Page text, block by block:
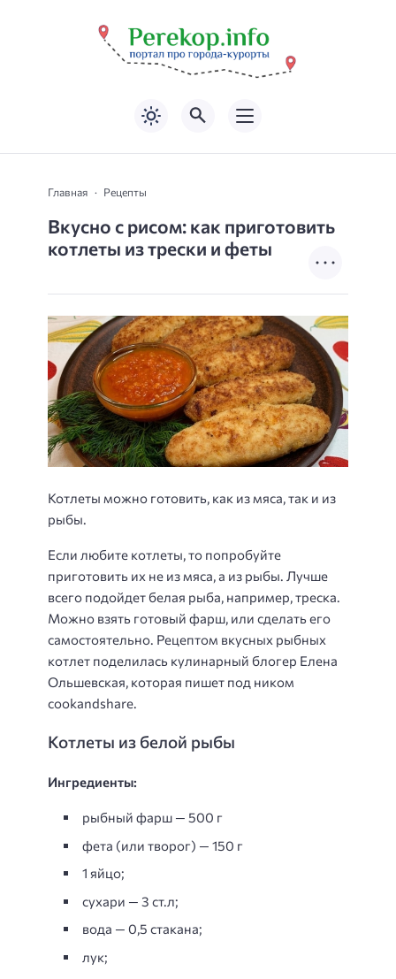
Главная Рецепты
Вкусно с рисом: как приготовить
котлеты из трески и феты
Котлеты можно готовить, как из мяса, так и из
рыбы.
Если любите котлеты, то попробуйте
приготовить их не из мяса, а из рыбы. Лучше
всего подойдет белая рыба, например, треска.
Можно взять готовый фарш, или сделать его
самостоятельно. Рецептом вкусных рыбных
котлет поделилась кулинарный блогер Елена
Ольшевская, которая пишет под ником
cookandshare.
Котлеты из белой рыбы
Ингредиенты:
рыбный фарш — 500 г
фета (или творог) — 150 г
1 яйцо;
сухари — 3 ст.л;
вода — 0,5 стакана;
лук;